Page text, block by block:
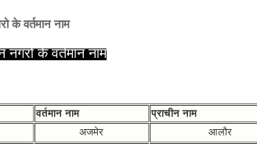
के वर्तमान नाम
के वर्तमान नाम
वर्तमान नाम प्राचीन नाम
अजमेर आलौर